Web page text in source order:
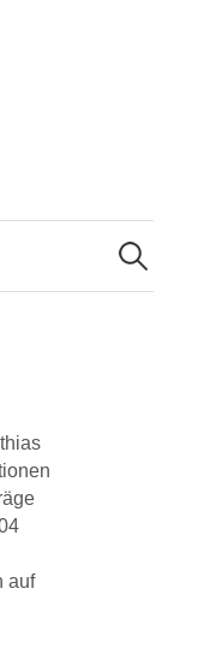
Search
for:
auf